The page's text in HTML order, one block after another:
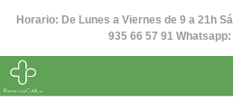
Horario: De Lunes a Viernes de 9 a 21h
935 66 57 91